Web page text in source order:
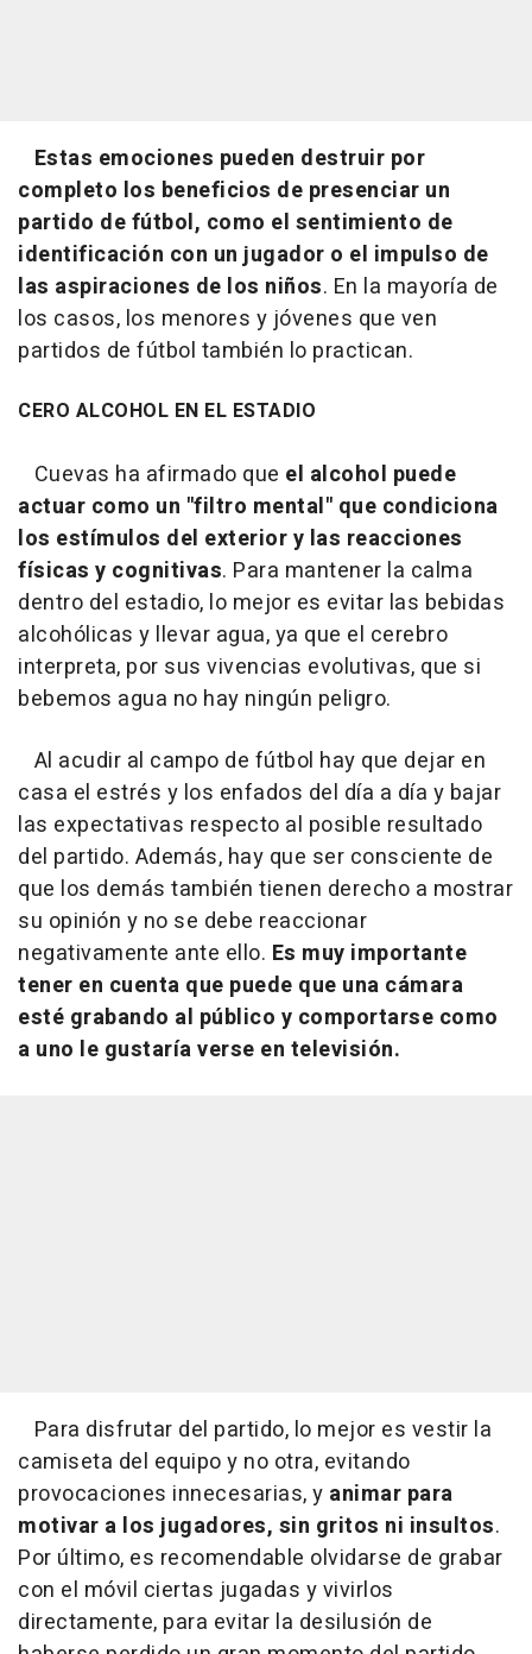
Estas emociones pueden destruir por
completo los beneficios de presenciar un
partido de fútbol, como el sentimiento de
identificación con un jugador o el impulso de
las aspiraciones de los niños. En la mayoría de
los casos, los menores y jóvenes que ven
partidos de fútbol también lo practican.
CERO ALCOHOL EN EL ESTADIO
Cuevas ha afirmado que el alcohol puede
actuar como un "filtro mental" que condiciona
los estímulos del exterior y las reacciones
físicas y cognitivas. Para mantener la calma
dentro del estadio, lo mejor es evitar las bebidas
alcohólicas y llevar agua, ya que el cerebro
interpreta, por sus vivencias evolutivas, que si
bebemos agua no hay ningún peligro.
Al acudir al campo de fútbol hay que dejar en
casa el estrés y los enfados del día a día y bajar
las expectativas respecto al posible resultado
del partido. Además, hay que ser consciente de
que los demás también tienen derecho a mostrar
su opinión y no se debe reaccionar
negativamente ante ello. Es muy importante
tener en cuenta que puede que una cámara
esté grabando al público y comportarse como
a uno le gustaría verse en televisión.
Para disfrutar del partido, lo mejor es vestir la
camiseta del equipo y no otra, evitando
provocaciones innecesarias, y animar para
motivar a los jugadores, sin gritos ni insultos.
Por último, es recomendable olvidarse de grabar
con el móvil ciertas jugadas y vivirlos
directamente, para evitar la desilusión de